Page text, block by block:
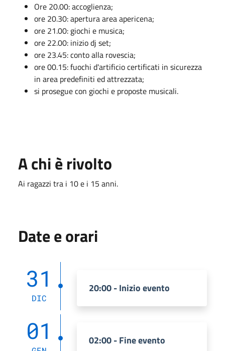
Ore 20.00: accoglienza;
ore 20.30: apertura area apericena;
ore 21.00: giochi e musica;
ore 22.00: inizio dj set;
ore 23.45: conto alla rovescia;
ore 00.15: fuochi d'artificio certificati in sicurezza
in area predefiniti ed attrezzata;
si prosegue con giochi e proposte musicali.
A chi è rivolto
Ai ragazzi tra i 10 e i 15 anni.
Date e orari
31
DIC
20:00 - Inizio evento
01 02:00 - Fine evento